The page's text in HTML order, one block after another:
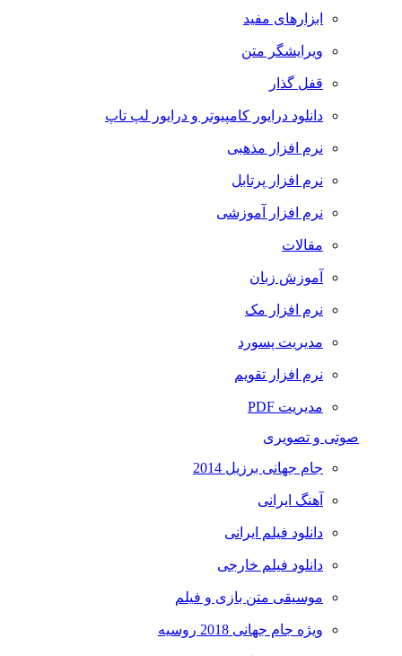
ابزارهای مفید
ویرایشگر متن
قفل گذار
دانلود درایور کامپیوتر و درایور لپ تاپ
نرم افزار مذهبی
نرم افزار پرتابل
نرم افزار آموزشی
مقالات
آموزش زبان
نرم افزار مک
مدیریت پسورد
نرم افزار تقویم
مدیریت PDF
صوتی و تصویری
جام جهانی برزیل 2014
آهنگ ایرانی
دانلود فیلم ایرانی
دانلود فیلم خارجی
موسیقی متن بازی و فیلم
ویژه جام جهانی 2018 روسیه